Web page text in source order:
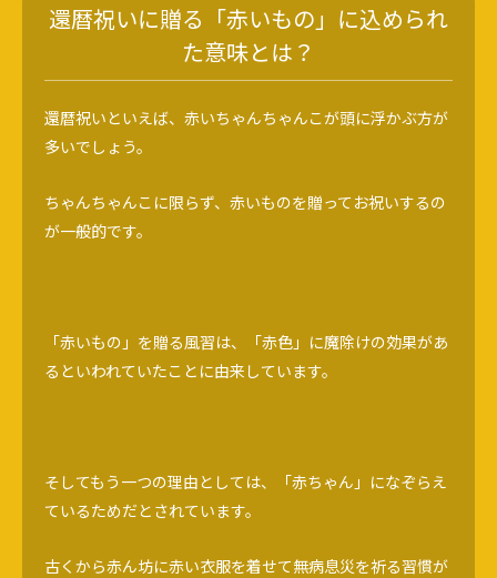
還暦祝いに贈る「赤いもの」に込められ
た意味とは？
還暦祝いといえば、赤いちゃんちゃんこが頭に浮かぶ方が
多いでしょう。
ちゃんちゃんこに限らず、赤いものを贈ってお祝いするの
が一般的です。
「赤いもの」を贈る風習は、「赤色」に魔除けの効果があ
るといわれていたことに由来しています。
そしてもう一つの理由としては、「赤ちゃん」になぞらえ
ているためだとされています。
古くから赤ん坊に赤い衣服を着せて無病息災を祈る習慣が